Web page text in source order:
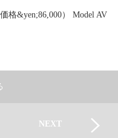
格&yen;86,000） Model AV
NEXT